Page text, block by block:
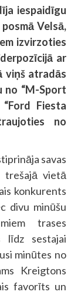
iespaidīgu
Velsā,
izvirzoties
ar
viņš atradās
no “M-Sport
Fiesta
no
savas
trešajā vietā
konkurents
divu minūšu
trases
līdz sestajai
minūtes no
Kreigtons
favorīts un